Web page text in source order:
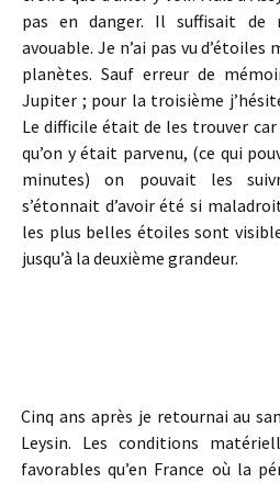
pas en danger. Il suffisait de
avouable. Je n’ai pas vu
planètes. Sauf erreur de
Jupiter ; pour la troisième
Le difficile était de les trouver
qu’on y était parvenu, (ce qui
minutes) on pouvait les
s’étonnait d’avoir été si
les plus belles étoiles sont
jusqu’à la deuxième grandeur.
Cinq ans après je retournai au
Leysin. Les conditions
favorables qu’en France où la